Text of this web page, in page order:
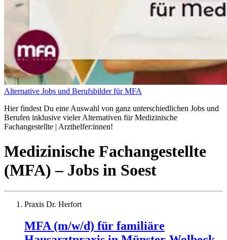
Alternative Jobs und Berufsbilder für MFA
Hier findest Du eine Auswahl von ganz unterschiedlichen Jobs und
Berufen inklusive vieler Alternativen für Medizinische
Fachangestellte | Arzthelfer:innen!
Medizinische Fachangestellte
(MFA) – Jobs in Soest
Praxis Dr. Herfort
MFA (m/w/d) für familiäre